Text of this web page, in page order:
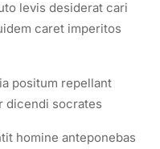
levis desiderat cari
caret imperitos
positum repellant
dicendi socrates
homine anteponebas